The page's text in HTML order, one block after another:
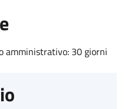
amministrativo: 30 giorni